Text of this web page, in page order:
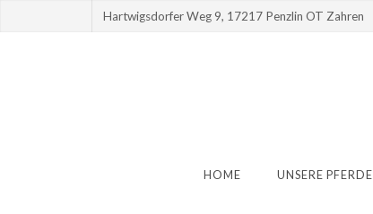
Hartwigsdorfer Weg 9, 17217 Penzlin OT Zahren
HOME UNSERE PFERDE